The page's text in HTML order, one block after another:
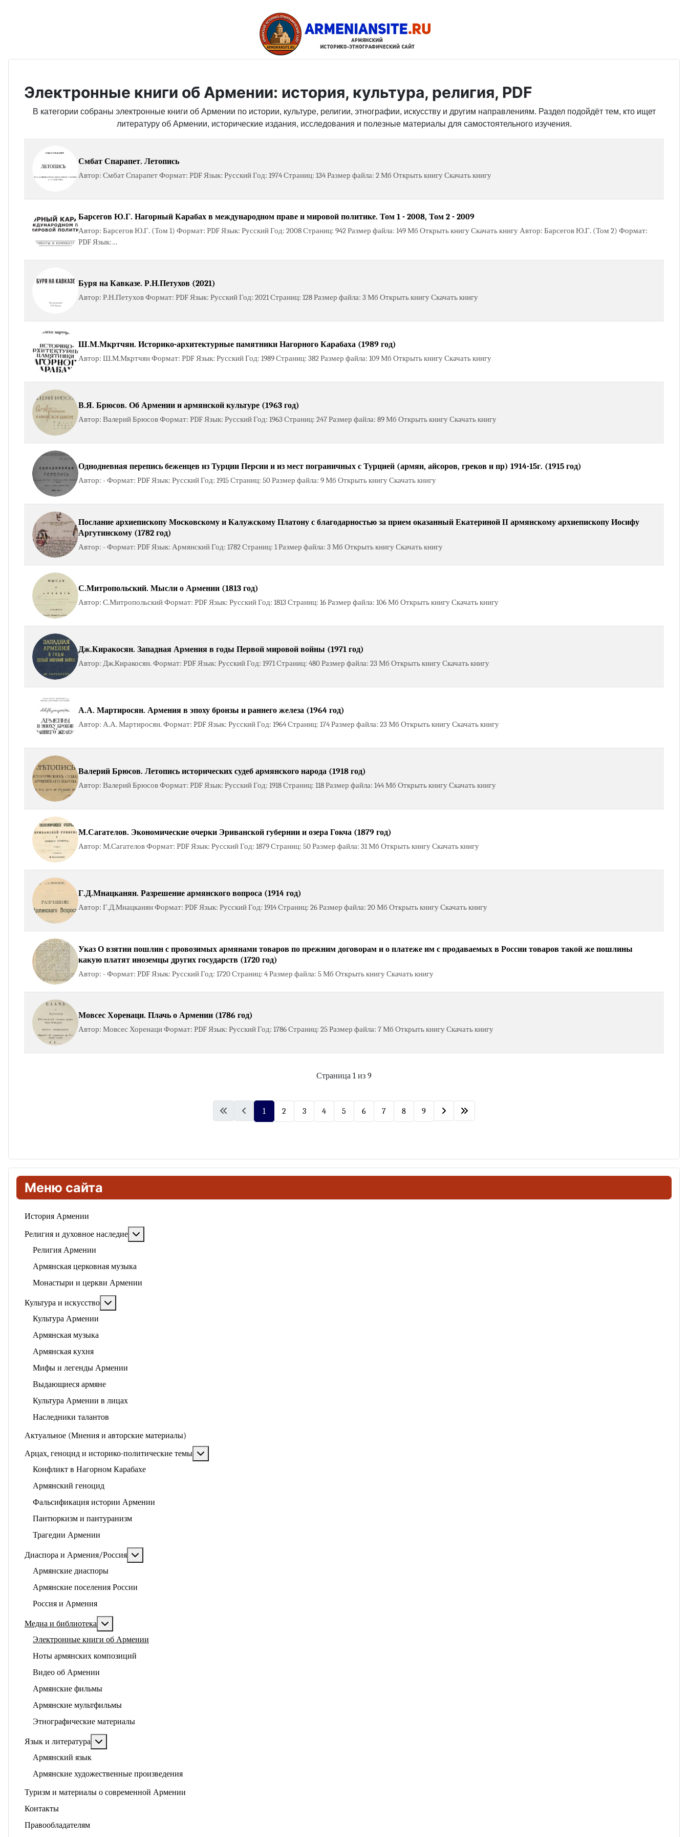
Меню сайта
История Армении
Религия и духовное наследие
Религия Армении
Армянская церковная музыка
Монастыри и церкви Армении
Культура и искусство
Культура Армении
Армянская музыка
Армянская кухня
Мифы и легенды Армении
Выдающиеся армяне
Культура Армении в лицах
Наследники талантов
Актуальное (Мнения и авторские материалы)
Арцах, геноцид и историко-политические темы
Конфликт в Нагорном Карабахе
Армянский геноцид
Фальсификация истории Армении
Пантюркизм и пантуранизм
Трагедии Армении
Диаспора и Армения/Россия
Армянские диаспоры
Армянские поселения России
Россия и Армения
Медиа и библиотека
Электронные книги об Армении
Ноты армянских композиций
Видео об Армении
Армянские фильмы
Армянские мультфильмы
Этнографические материалы
Язык и литература
Армянский язык
Армянские художественные произведения
Туризм и материалы о современной Армении
Контакты
Правообладателям
Электронные книги об Армении: история, культура, религия, PDF
В категории собраны электронные книги об Армении по истории, культуре, религии, этнографии, искусству и другим направлениям. Раздел подойдёт тем, кто ищет
литературу об Армении, исторические издания, исследования и полезные материалы для самостоятельного изучения.
Смбат Спарапет. Летопись
Автор: Смбат Спарапет Формат: PDF Язык: Русский Год: 1974 Страниц: 134 Размер файла: 2 Мб Открыть книгу Скачать книгу
Барсегов Ю.Г. Нагорный Карабах в международном праве и мировой политике. Том 1 - 2008, Том 2 - 2009
Автор: Барсегов Ю.Г. (Том 1) Формат: PDF Язык: Русский Год: 2008 Страниц: 942 Размер файла: 149 Мб Открыть книгу Скачать книгу Автор: Барсегов Ю.Г. (Том 2) Формат:
PDF Язык:…
Буря на Кавказе. Р.Н.Петухов (2021)
Автор: Р.Н.Петухов Формат: PDF Язык: Русский Год: 2021 Страниц: 128 Размер файла: 3 Мб Открыть книгу Скачать книгу
Ш.М.Мкртчян. Историко-архитектурные памятники Нагорного Карабаха (1989 год)
Автор: Ш.М.Мкртчян Формат: PDF Язык: Русский Год: 1989 Страниц: 382 Размер файла: 109 Мб Открыть книгу Скачать книгу
В.Я. Брюсов. Об Армении и армянской культуре (1963 год)
Автор: Валерий Брюсов Формат: PDF Язык: Русский Год: 1963 Страниц: 247 Размер файла: 89 Мб Открыть книгу Скачать книгу
Однодневная перепись беженцев из Турции Персии и из мест пограничных с Турцией (армян, айсоров, греков и пр) 1914-15г. (1915 год)
Автор: - Формат: PDF Язык: Русский Год: 1915 Страниц: 50 Размер файла: 9 Мб Открыть книгу Скачать книгу
Послание архиепископу Московскому и Калужскому Платону с благодарностью за прием оказанный Екатериной II армянскому архиепископу Иосифу
Аргутинскому (1782 год)
Автор: - Формат: PDF Язык: Армянский Год: 1782 Страниц: 1 Размер файла: 3 Мб Открыть книгу Скачать книгу
С.Митропольский. Мысли о Армении (1813 год)
Автор: С.Митропольский Формат: PDF Язык: Русский Год: 1813 Страниц: 16 Размер файла: 106 Мб Открыть книгу Скачать книгу
Дж.Киракосян. Западная Армения в годы Первой мировой войны (1971 год)
Автор: Дж.Киракосян. Формат: PDF Язык: Русский Год: 1971 Страниц: 480 Размер файла: 23 Мб Открыть книгу Скачать книгу
А.А. Мартиросян. Армения в эпоху бронзы и раннего железа (1964 год)
Автор: А.А. Мартиросян. Формат: PDF Язык: Русский Год: 1964 Страниц: 174 Размер файла: 23 Мб Открыть книгу Скачать книгу
Валерий Брюсов. Летопись исторических судеб армянского народа (1918 год)
Автор: Валерий Брюсов Формат: PDF Язык: Русский Год: 1918 Страниц: 118 Размер файла: 144 Мб Открыть книгу Скачать книгу
М.Сагателов. Экономические очерки Эриванской губернии и озера Гокча (1879 год)
Автор: М.Сагателов Формат: PDF Язык: Русский Год: 1879 Страниц: 50 Размер файла: 31 Мб Открыть книгу Скачать книгу
Г.Д.Мнацканян. Разрешение армянского вопроса (1914 год)
Автор: Г.Д.Мнацканян Формат: PDF Язык: Русский Год: 1914 Страниц: 26 Размер файла: 20 Мб Открыть книгу Скачать книгу
Указ О взятии пошлин с провозимых армянами товаров по прежним договорам и о платеже им с продаваемых в России товаров такой же пошлины
какую платят иноземцы других государств (1720 год)
Автор: - Формат: PDF Язык: Русский Год: 1720 Страниц: 4 Размер файла: 5 Мб Открыть книгу Скачать книгу
Мовсес Хоренаци. Плачь о Армении (1786 год)
Автор: Мовсес Хоренаци Формат: PDF Язык: Русский Год: 1786 Страниц: 25 Размер файла: 7 Мб Открыть книгу Скачать книгу
Страница 1 из 9
1 2 3 4 5 6 7 8 9